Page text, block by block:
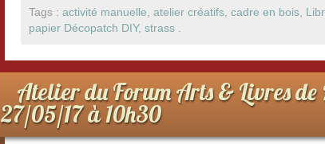
c
e
b
o
o
tt
er
ta
g
er
Tags : activité manuelle, atelier créatifs, cadre en bois,
papier Décopatch DIY, strass .
Atelier du Forum Arts & Livres
27/05/17 à 10h30